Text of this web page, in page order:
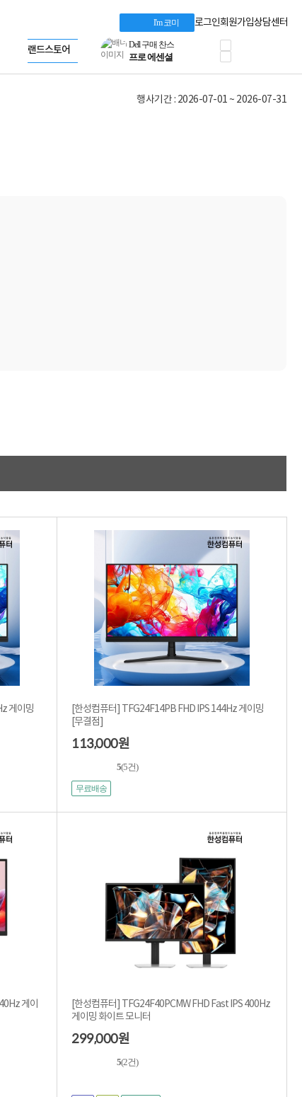
I'm 코미 로그인회원가입상담센터
LG gram & 브랜드스토어
Microsoft 브랜드스토어
AMD 브랜드스토어
Dell 구매 찬스
프로 에센셜
타협 없는 게이밍
HP OMEN
로지텍
삼성 키보드&마우스
혜택 PACK
Dell 구매 찬스
프로 에센셜
행사기간 : 2026-07-01 ~ 2026-07-31
게이밍
[한성컴퓨터] TFG24F14PB FHD IPS 144Hz 게이밍
[무결점]
113,000원
5(5건)
무료배송
게이
[한성컴퓨터] TFG24F40PCMW FHD Fast IPS 400Hz
게이밍 화이트 모니터
299,000원
5(2건)